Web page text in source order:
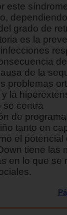
este
grado de
es la
de la
problemas
la
se centra
de
tanto en
el potencial
tiene las
en lo que se